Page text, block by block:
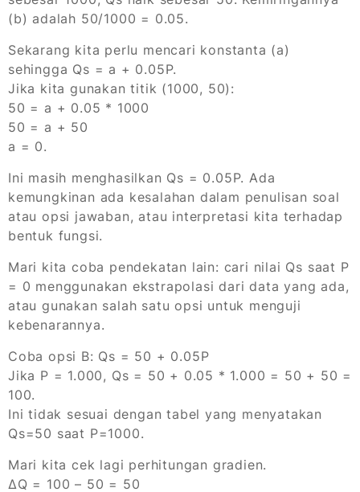
(b) adalah 50/1000 = 0.05.
Sekarang kita perlu mencari konstanta (a)
sehingga Qs = a + 0.05P.
Jika kita gunakan titik (1000, 50):
50 = a + 0.05 * 1000
50 = a + 50
a = 0.
Ini masih menghasilkan Qs = 0.05P. Ada
kemungkinan ada kesalahan dalam penulisan soal
atau opsi jawaban, atau interpretasi kita terhadap
bentuk fungsi.
Mari kita coba pendekatan lain: cari nilai Qs saat P
= 0 menggunakan ekstrapolasi dari data yang ada,
atau gunakan salah satu opsi untuk menguji
kebenarannya.
Coba opsi B: Qs = 50 + 0.05P
Jika P = 1.000, Qs = 50 + 0.05 * 1.000 = 50 + 50 =
100.
Ini tidak sesuai dengan tabel yang menyatakan
Qs=50 saat P=1000.
Mari kita cek lagi perhitungan gradien.
ΔQ = 100 – 50 = 50